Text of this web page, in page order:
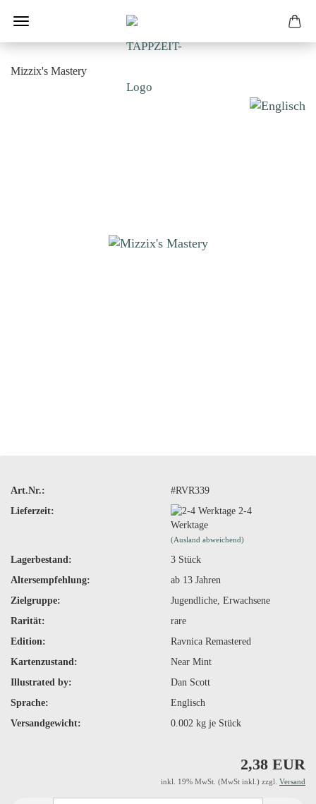
Mizzix's Mastery
Art.Nr.:
#RVR339
Lieferzeit:
2-4
Werktage
(Ausland abweichend)
Lagerbestand: 3 Stück
Altersempfehlung:
ab 13 Jahren
Zielgruppe:
Jugendliche, Erwachsene
Rarität:
rare
Edition:
Ravnica Remastered
Kartenzustand:
Near Mint
Illustrated by:
Dan Scott
Sprache:
Englisch
Versandgewicht:
0.002kg je Stück
2,38 EUR
inkl. 19% MwSt. (MwSt inkl.) zzgl. Versand